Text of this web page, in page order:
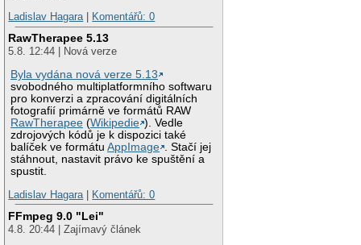
Ladislav Hagara| Komentářů: 0
RawTherapee 5.13
5.8. 12:44 | Nová verze
Byla vydána nová verze 5.13
svobodného multiplatformního softwaru
pro konverzi a zpracování digitálních
fotografií primárně ve formátů RAW
RawTherapee (Wikipedie ). Vedle
zdrojových kódů je k dispozici také
balíček ve formátuAppImage
. Stačí jej
stáhnout, nastavit právo ke spuštění a
spustit.
Ladislav Hagara| Komentářů: 0
FFmpeg 9.0 "Lei"
4.8. 20:44 | Zajímavý článek